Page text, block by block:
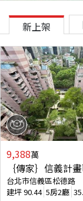
新上架
9,388萬
｛傳家｝信義計
台北市信義區松德路
建坪90.44 5房2廳